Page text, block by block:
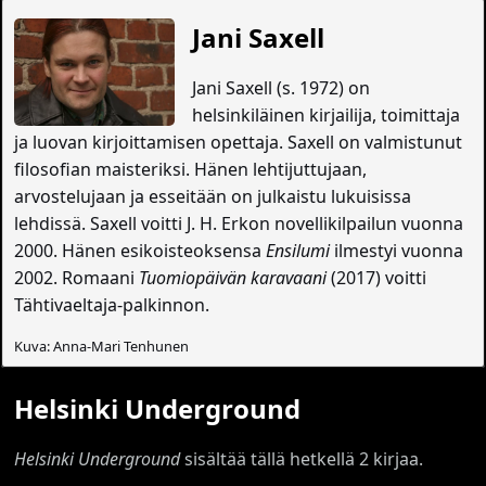
Jani Saxell
Jani Saxell (s. 1972) on
helsinkiläinen kirjailija, toimittaja
ja luovan kirjoittamisen opettaja. Saxell on valmistunut
filosofian maisteriksi. Hänen lehtijuttujaan,
arvostelujaan ja esseitään on julkaistu lukuisissa
lehdissä. Saxell voitti J. H. Erkon novellikilpailun vuonna
2000. Hänen esikoisteoksensaEnsilumiilmestyi vuonna
2002. Romaani Tuomiopäivän karavaani(2017) voitti
Tähtivaeltaja-palkinnon.
Kuva: Anna-Mari Tenhunen
Helsinki Underground
Helsinki Undergroundsisältää tällä hetkellä 2 kirjaa.